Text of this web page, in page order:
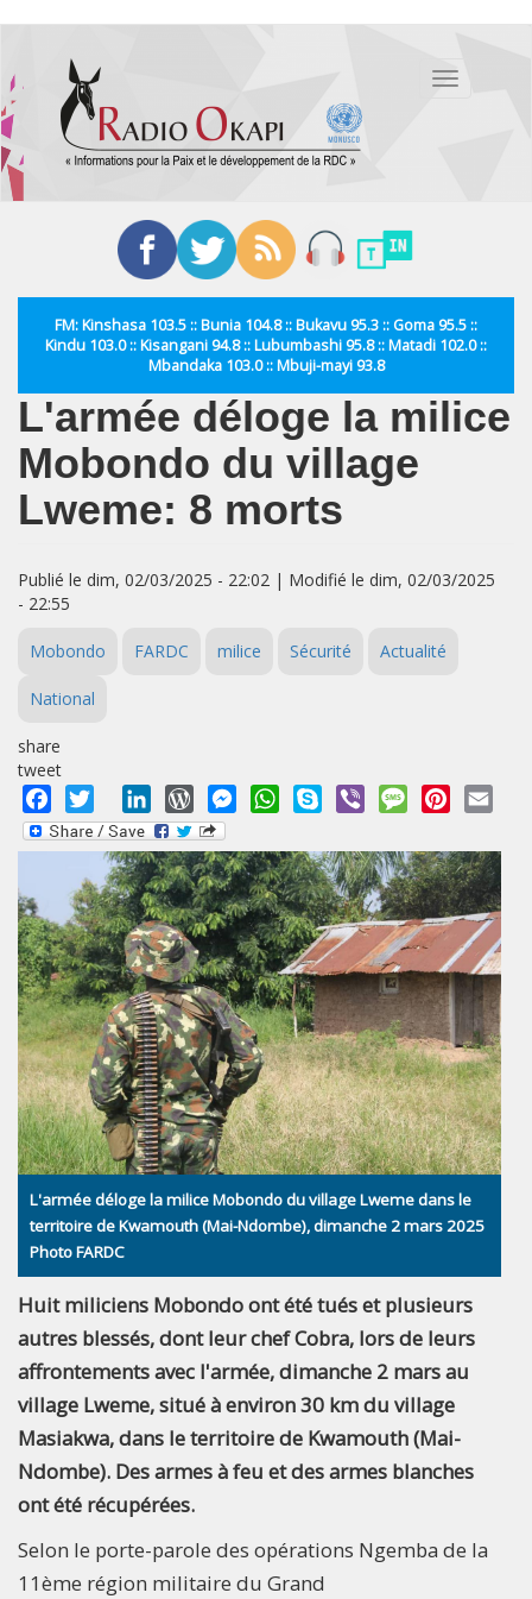
contenu
principal
Toggle
FM: Kinshasa 103.5 :: Bunia 104.8 :: Bukavu 95.3 :: Goma 95.5 ::
Kindu 103.0 :: Kisangani 94.8 :: Lubumbashi 95.8 :: Matadi 102.0 ::
Mbandaka 103.0 :: Mbuji-mayi 93.8
L'armée déloge la milice
Mobondo du village
Lweme: 8 morts
Publié le dim, 02/03/2025 - 22:02 | Modifié le dim, 02/03/2025
- 22:55
Mobondo FARDC milice Sécurité Actualité
National
share
tweet
Facebook
Twitter LinkedInWordPressMessengerWhatsApp
Skype Viber MessagePinterest
L'armée déloge la milice Mobondo du village Lweme dans le
territoire de Kwamouth (Mai-Ndombe), dimanche 2 mars 2025
Photo FARDC
Huit miliciens Mobondo ont été tués et plusieurs
autres blessés, dont leur chef Cobra, lors de leurs
affrontements avec l'armée, dimanche 2 mars au
village Lweme, situé à environ 30 km du village
Masiakwa, dans le territoire de Kwamouth (Mai-
Ndombe). Des armes à feu et des armes blanches
ont été récupérées.
Selon le porte-parole des opérations Ngemba de la
11ème région militaire du Grand